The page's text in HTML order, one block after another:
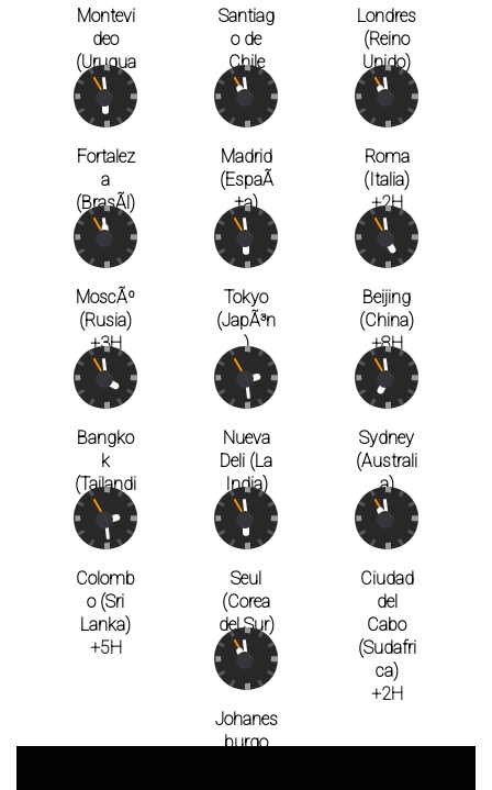
Montevi
deo
(Urugua
y)
-3H
Santiag
o de
Chile
(Chile)
Londres
(Reino
Unido)
+1H
Fortalez
a
(BrasÃ­l)
-3H
Madrid
(EspaÃ
±a)
+2H
Roma
(Italia)
+2H
MoscÃº
(Rusia)
+3H
Tokyo
(JapÃ³n
)
+9H
Beijing
(China)
+8H
Bangko
k
(Tailandi
a)
+7H
Nueva
Deli (La
India)
+5H
Sydney
(Australi
a)
+10H
Colomb
o (Sri
Lanka)
+5H
Seul
(Corea
del Sur)
+9H
Ciudad
del
Cabo
(Sudafri
ca)
+2H
Johanes
burgo